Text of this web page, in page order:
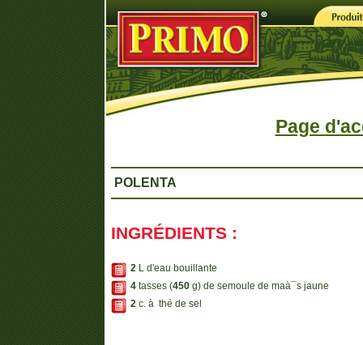
Page
POLENTA
INGRÉDIENTS :
2 L d'eau bouillante
4 tasses (450g) de semoule de maà¯s jaune
2 c. à thé de sel